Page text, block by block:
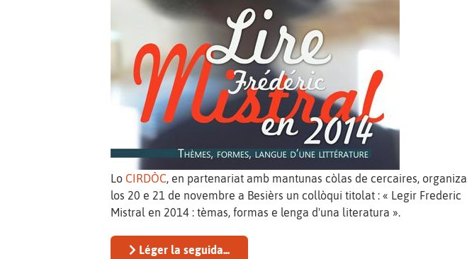
Lo CIRDÒC, en partenariat amb mantunas còlas de cercaires, organiza
los 20 e 21 de novembre a Besièrs un collòqui titolat : « Legir Frederic
Mistral en 2014 : tèmas, formas e lenga d'una literatura ».
Léger la seguida...